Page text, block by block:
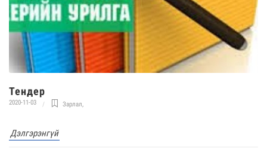
Тендер
2020-11-03 Зарлал,
Дэлгэрэнгүй